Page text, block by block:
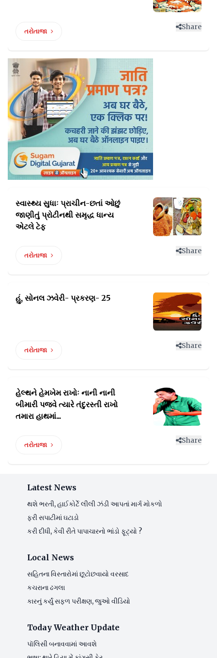
તરોતાજા
Share
સ્વાસ્થ્ય સુધાઃ પ્રાચીન-છતાં ઓછું
જાણીતું પ્રોટીનથી સમૃદ્ધ ધાન્ય
એટલે ટેફ
તરોતાજા
Share
હું, સોનલ ઝવેરી- પ્રકરણ- 25
તરોતાજા
Share
હેલ્થને હેમખેમ રાખોઃ નાની નાની
બીમારી પજવે ત્યારે તંદુરસ્તી રાખો
તમારા હાથમાં...
તરોતાજા
Share
Latest News
થશે ભરતી, હાઈકોર્ટે લીલી ઝંડી આપતાં માર્ગ મોકળો
ફરી સપાટીમાં ઘટાડો
કરી દીધી, કેવી રીતે પાપાચારનો ભાંડો ફૂટ્યો ?
Local News
સહિતના વિસ્તારોમાં છૂટોછવાયો વરસાદ
કચરાના ઢગલા
કારનું કર્યું સફળ પરીક્ષણ, જુઓ વીડિયો
Today Weather Update
પૉલિસી બનાવવામાં આવશે